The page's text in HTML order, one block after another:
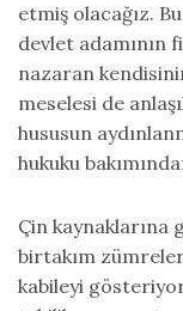
etmiş olacağız.
devlet adamının
nazaran
meselesi de
hususun
hukuku
Çin
birtakım
kabileyi